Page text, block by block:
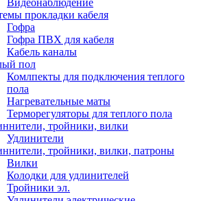
Видеонаблюдение
прокладки кабеля
Гофра
Гофра ПВХ для кабеля
Кабель каналы
пол
Комлпекты для подключения теплого
пола
Нагревательные маты
Терморегуляторы для теплого пола
тройники, вилки
Удлинители
тройники, вилки, патроны
Вилки
Колодки для удлинителей
Тройники эл.